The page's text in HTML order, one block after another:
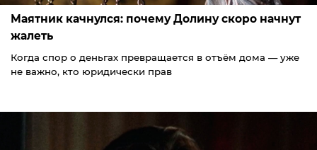
Маятник качнулся: почему Долину скоро начнут
жалеть
Когда спор о деньгах превращается в отъём дома — уже
не важно, кто юридически прав